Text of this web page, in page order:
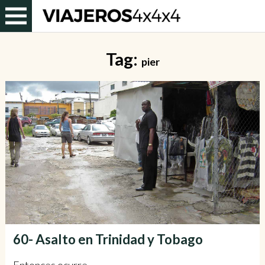
Tag: pier
60- Asalto en Trinidad y Tobago